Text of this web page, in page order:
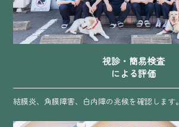
視診・簡易検査
による評価
結膜炎、角膜障害、白内障の兆候を確認します。